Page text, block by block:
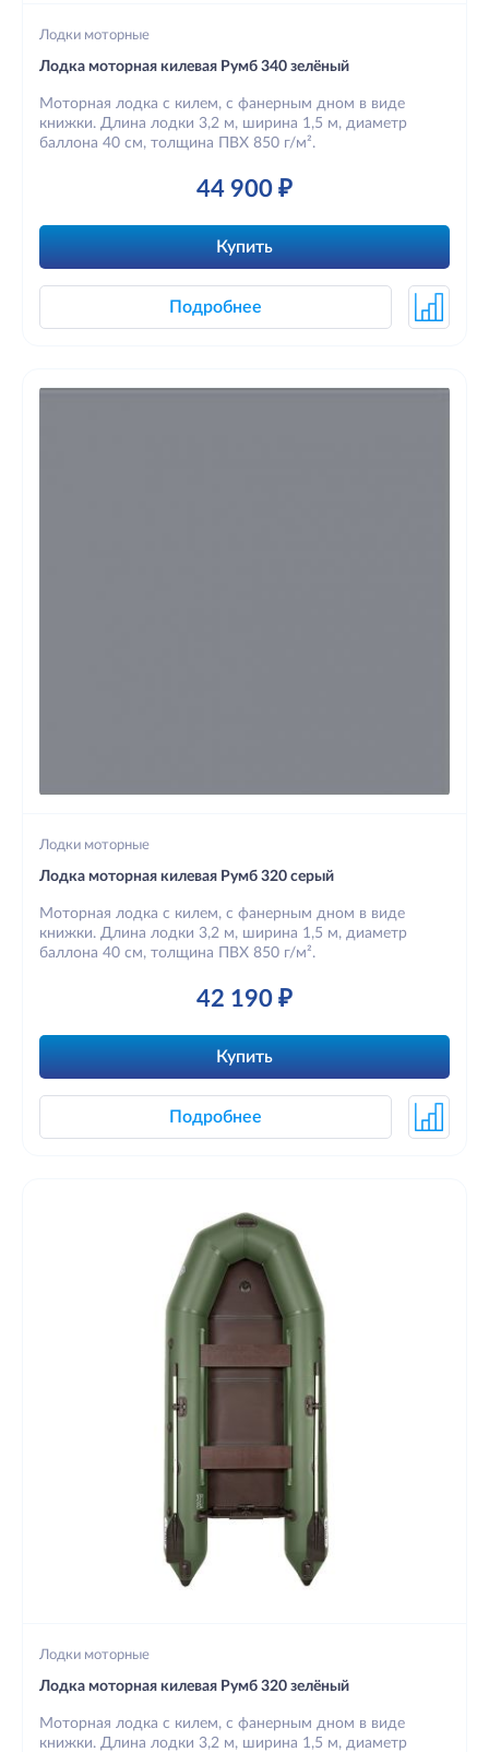
Лодки моторные
Лодка моторная килевая Румб 340 зелёный
Моторная лодка с килем, с фанерным дном в виде
книжки. Длина лодки 3,2 м, ширина 1,5 м, диаметр
баллона 40 см, толщина ПВХ 850 г/м².
44 900 ₽
Купить
Подробнее
Лодки моторные
Лодка моторная килевая Румб 320 серый
Моторная лодка с килем, с фанерным дном в виде
книжки. Длина лодки 3,2 м, ширина 1,5 м, диаметр
баллона 40 см, толщина ПВХ 850 г/м².
42 190 ₽
Купить
Подробнее
Лодки моторные
Лодка моторная килевая Румб 320 зелёный
Моторная лодка с килем, с фанерным дном в виде
книжки. Длина лодки 3,2 м, ширина 1,5 м, диаметр